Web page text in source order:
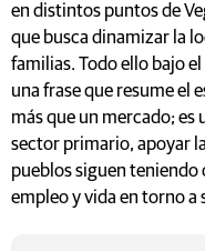
en distintos puntos de
que busca dinamizar la
familias. Todo ello bajo el
una frase que resume el
más que un mercado; es
sector primario, apoyar
pueblos siguen teniendo
empleo y vida en torno a